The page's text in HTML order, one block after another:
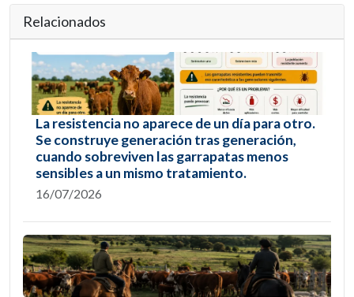
Relacionados
La resistencia no aparece de un día para otro.
Se construye generación tras generación,
cuando sobreviven las garrapatas menos
sensibles a un mismo tratamiento.
16/07/2026